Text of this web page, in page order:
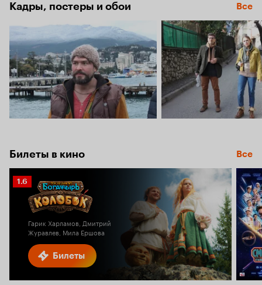
Кадры, постеры и обои Все
Билеты в кино Все
Билеты
Рейтинг
Кинопоиска
1.6
Гарик Харламов, Дмитрий
Журавлев, Мила Ершова